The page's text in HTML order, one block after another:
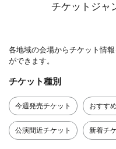
チケットジャ
各地域の会場からチケット情
ができます。
チケット種別
今週発売チケット おすす
公演間近チケット 新着チ